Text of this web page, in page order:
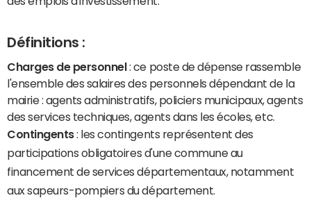
Définitions :
Charges de personnel : ce poste de dépense rassemble
l'ensemble des salaires des personnels dépendant de la
mairie : agents administratifs, policiers municipaux, agents
des services techniques, agents dans les écoles, etc.
Contingents: les contingents représentent des
participations obligatoires d'une commune au
financement de services départementaux, notamment
aux sapeurs-pompiers du département.